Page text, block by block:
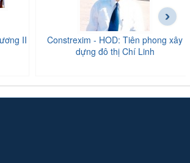
II
Constrexim - HOD: Tiên phong xây
dựng đô thị Chí Linh
›